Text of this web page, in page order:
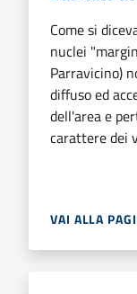
Come si
nuclei
Parravicino)
diffuso ed
dell'area e
carattere dei
VAI ALLA